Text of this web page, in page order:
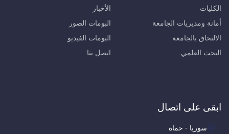
الكليات
أمانة ومديريات الجامعة
الالتحاق بالجامعة
البحث العلمي
الأخبار
البومات الصور
البومات الفيديو
اتصل بنا
ابقى على اتصال
سوريا - حماة